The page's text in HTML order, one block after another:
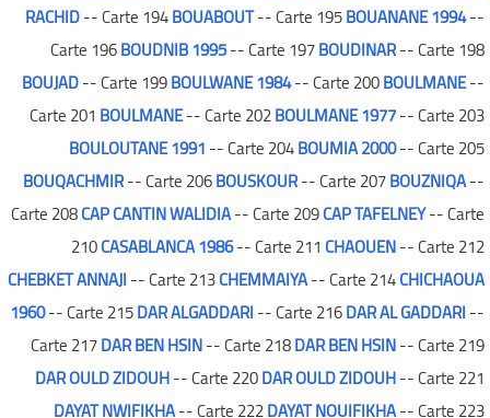
RACHID-- Carte 194BOUABOUT-- Carte 195BOUANANE 1994--
Carte 196BOUDNIB 1995-- Carte 197BOUDINAR-- Carte 198
BOUJAD-- Carte 199BOULWANE 1984-- Carte 200BOULMANE--
Carte 201 BOULMANE-- Carte 202BOULMANE 1977-- Carte 203
BOULOUTANE 1991-- Carte 204BOUMIA 2000-- Carte 205
BOUQACHMIR-- Carte 206BOUSKOUR-- Carte 207BOUZNIQA--
Carte 208CAP CANTIN WALIDIA-- Carte 209CAP TAFELNEY-- Carte
210CASABLANCA 1986-- Carte 211 CHAOUEN-- Carte 212
CHEBKET ANNAJI-- Carte 213CHEMMAIYA-- Carte 214CHICHAOUA
1960-- Carte 215DAR ALGADDARI-- Carte 216DAR AL GADDARI--
Carte 217DAR BEN HSIN-- Carte 218DAR BEN HSIN-- Carte 219
DAR OULD ZIDOUH-- Carte 220DAR OULD ZIDOUH-- Carte 221
DAYAT NWIFIKHA-- Carte 222DAYAT NOUIFIKHA-- Carte 223